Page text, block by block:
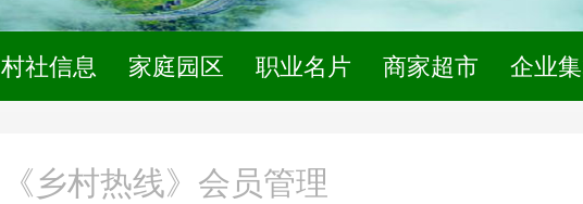
村社信息 家庭园区 职业名片 商家超市 企业
《乡村热线》会员管理